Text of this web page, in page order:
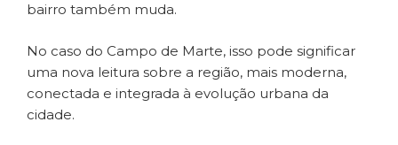
bairro também muda.
No caso do Campo de Marte, isso pode significar
uma nova leitura sobre a região, mais moderna,
conectada e integrada à evolução urbana da
cidade.